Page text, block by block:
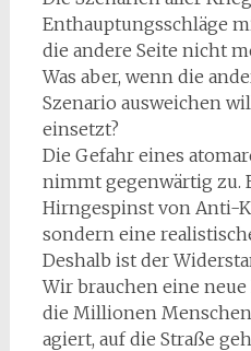
Enthauptungsschläge
die andere Seite nicht
Was aber, wenn die
Szenario ausweichen
einsetzt?
Die Gefahr eines
nimmt gegenwärtig zu.
Hirngespinst von Anti-
sondern eine
Deshalb ist der
Wir brauchen eine
die Millionen
agiert, auf die Straße